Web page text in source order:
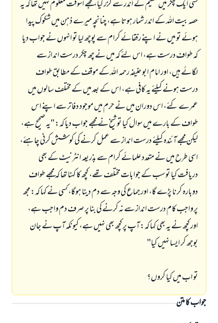
کسی ایک چکر میں حطیم کے اندر سے گزر گیا، مجھے اسوقت معلوم نہیں تھا کہ یہ
حصہ بیت اللہ کے اندر شمار ہوتا ہے، چنانچہ میرے ذہن میں شکوک پیدا
ہوئے تو میں نے اپنے رفقائے کرام سے پوچھ لیا تو انہوں نے جواب دیا
کہ طواف درست ہے، اس لئے کہ میں نے چھ چکر درست انداز سے
لگائے ہیں، اور امام ابو حنیفہ رحمہ اللہ کے موقف کے مطابق طواف
درست ہونے کیلئے یہ کافی ہے، اس کے بعد میں کے مختلف سالوں میں
عمرے کئے، اس دوران میں نے حرم میں موجود دفاتر سے اپنے اس
طواف کے بارے میں سوال کیا تو شیخ نے مجھے جواب دیا کہ: "یہ صحیح ہے،
لیکن مجھے آئندہ کیلئے درست انداز سے عمل کرنے کی کوشش کرنی چاہئے،
اسی طرح میں نے متعدد علمائے کرام سے بذریعہ انٹرنیٹ کے بھی
دریافت کیا تو سب کے جوابات مختلف تھے، کچھ کا کہنا تھا کہ مجھے طواف
دوبارہ کرنا پڑے گا، اور جماع کی وجہ سے دم دینا ہوگا، کسی نے کہا کہ: مجھ
پر واجب کام درست انداز سے نہ کرنے کی بنا پر صرف دم واجب ہے،
اور کچھ نے یہ بھی کہا کہ: آپ پر کچھ بھی نہیں ہے، کیونکہ آپ نے جان
بوجھ کر ایسا نہیں کیا"
تو اب میں کیا کروں؟
جواب کا متن